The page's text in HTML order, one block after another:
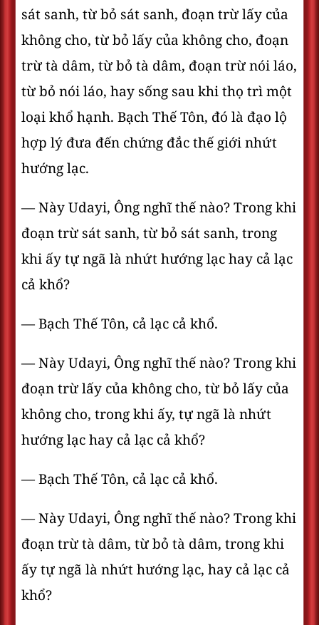
sát sanh, từ bỏ sát sanh, đoạn trừ lấy của
không cho, từ bỏ lấy của không cho, đoạn
trừ tà dâm, từ bỏ tà dâm, đoạn trừ nói láo,
từ bỏ nói láo, hay sống sau khi thọ trì một
loại khổ hạnh. Bạch Thế Tôn, đó là đạo lộ
hợp lý đưa đến chứng đắc thế giới nhứt
hướng lạc.
— Này Udayi, Ông nghĩ thế nào? Trong khi
đoạn trừ sát sanh, từ bỏ sát sanh, trong
khi ấy tự ngã là nhứt hướng lạc hay cả lạc
cả khổ?
— Bạch Thế Tôn, cả lạc cả khổ.
— Này Udayi, Ông nghĩ thế nào? Trong khi
đoạn trừ lấy của không cho, từ bỏ lấy của
không cho, trong khi ấy, tự ngã là nhứt
hướng lạc hay cả lạc cả khổ?
— Bạch Thế Tôn, cả lạc cả khổ.
— Này Udayi, Ông nghĩ thế nào? Trong khi
đoạn trừ tà dâm, từ bỏ tà dâm, trong khi
ấy tự ngã là nhứt hướng lạc, hay cả lạc cả
khổ?